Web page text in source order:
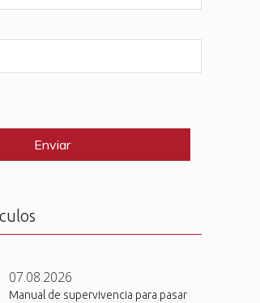
07.08.2026
Manual de supervivencia para pasar